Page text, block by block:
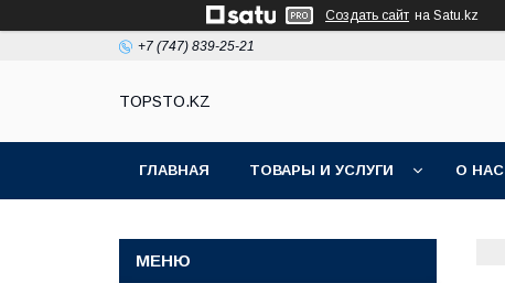
Создать сайт на Satu.kz
+7 (747) 839-25-21
TOPSTO.KZ
ГЛАВНАЯ ТОВАРЫ И УСЛУГИ О НАС